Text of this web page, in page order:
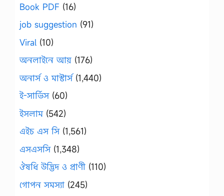
Book PDF (16)
job suggestion (91)
Viral (10)
অনলাইনে আয় (176)
অনার্স ও মাস্টার্স(1,440)
ই-সার্ভিস(60)
ইসলাম(542)
এইচ এস সি(1,561)
এসএসসি(1,348)
ঔষধি উদ্ভিদ ও প্রাণী (110)
গোপন সমস্যা (245)